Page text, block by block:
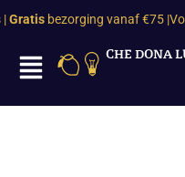
bezorging vanaf €75 |
CHE DONA